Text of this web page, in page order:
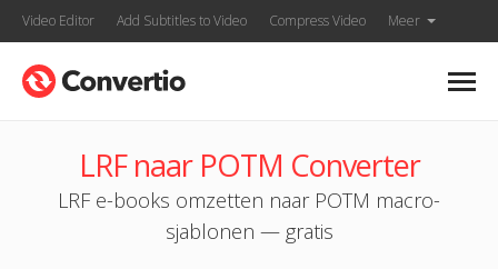
Video Editor Add Subtitles to Video Compress Video Meer
LRF naar POTM Converter
LRF e-books omzetten naar POTM macro-
sjablonen — gratis